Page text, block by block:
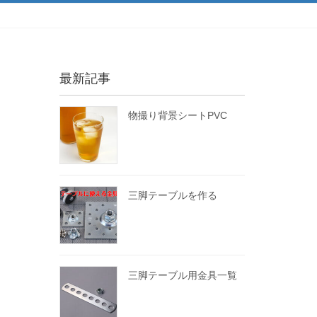
最新記事
物撮り背景シートPVC
三脚テーブルを作る
三脚テーブル用金具一覧